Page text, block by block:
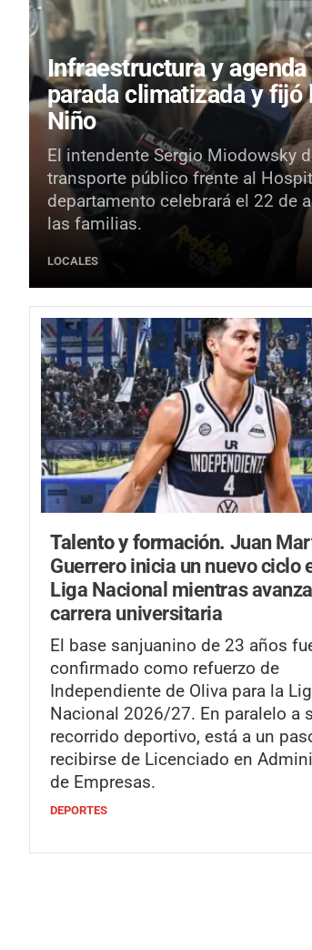
Infraestructura y
parada climatizada y
Niño
El intendente Sergio Miodowsky
transporte público frente al
departamento celebrará el 22 de
las familias.
LOCALES
Talento y formación. Juan
Guerrero inicia un nuevo ciclo
Liga Nacional mientras
carrera universitaria
El base sanjuanino de 23 años
confirmado como refuerzo de
Independiente de Oliva para la
Nacional 2026/27. En paralelo a
recorrido deportivo, está a un
recibirse de Licenciado en
de Empresas.
DEPORTES